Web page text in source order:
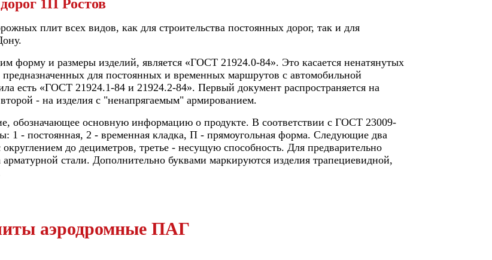
1П Ростов
плит всех видов, как для строительства постоянных дорог, так и для
форму и размеры изделий, является «ГОСТ 21924.0-84». Это касается ненатянутых
для постоянных и временных маршрутов с автомобильной
есть «ГОСТ 21924.1-84 и 21924.2-84». Первый документ распространяется на
- на изделия с "ненапрягаемым" армированием.
обозначающее основную информацию о продукте. В соответствии с ГОСТ 23009-
1 - постоянная, 2 - временная кладка, П - прямоугольная форма. Следующие два
до дециметров, третье - несущую способность. Для предварительно
стали. Дополнительно буквами маркируются изделия трапециевидной,
аэродромные ПАГ